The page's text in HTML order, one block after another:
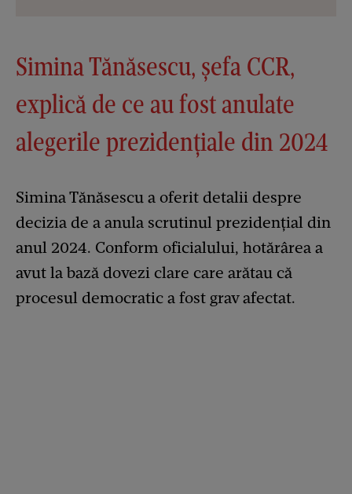
Simina Tănăsescu, șefa CCR,
explică de ce au fost anulate
alegerile prezidențiale din 2024
Simina Tănăsescu a oferit detalii despre
decizia de a anula scrutinul prezidențial din
anul 2024. Conform oficialului, hotărârea a
avut la bază dovezi clare care arătau că
procesul democratic a fost grav afectat.